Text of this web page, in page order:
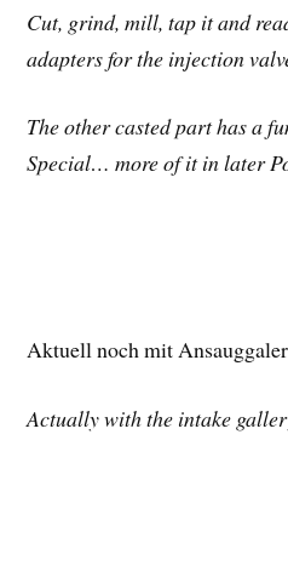
Cut, grind, mill, tap it and
adapters for the injection
The other casted part has a
Special… more of it in later
Aktuell noch mit
Actually with the intake